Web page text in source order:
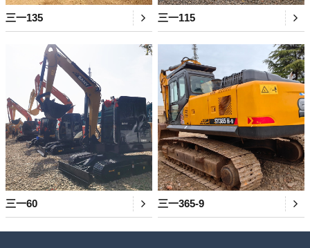
三一135 三一115
三一60 三一365-9